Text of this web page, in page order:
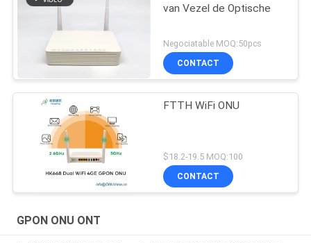
van Vezel de Optische
Negociatable MOQ:50pcs
CONTACT
FTTH WiFi ONU
$18.2-19.5 MOQ:100
CONTACT
GPON ONU ONT